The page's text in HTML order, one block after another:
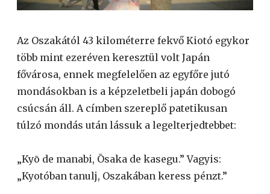
Az Oszakától 43 kilométerre fekvő Kiotó egykor
több mint ezeréven keresztül volt Japán
fővárosa, ennek megfelelően az egyfőre jutó
mondásokban is a képzeletbeli japán dobogó
csúcsán áll. A címben szereplő patetikusan
túlzó mondás után lássuk a legelterjedtebbet:
„Kyō de manabi, Ōsaka de kasegu.” Vagyis:
„Kyotóban tanulj, Oszakában keress pénzt.”